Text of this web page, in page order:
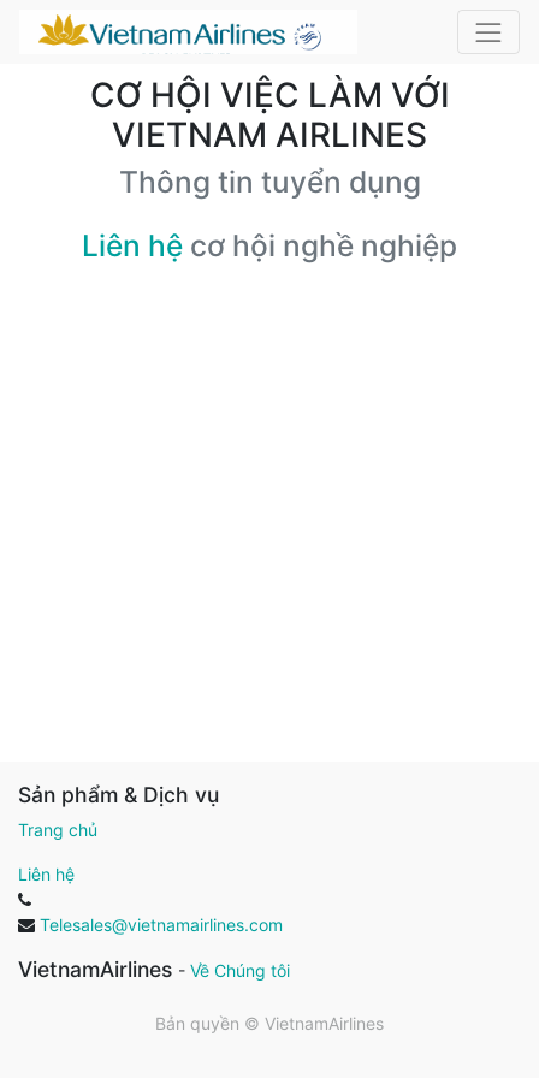
CƠ HỘI VIỆC LÀM VỚI
VIETNAM AIRLINES
Thông tin tuyển dụng
Liên hệ cơ hội nghề nghiệp
Sản phẩm & Dịch vụ
Trang chủ
Liên hệ
Telesales@vietnamairlines.com
VietnamAirlines - Về Chúng tôi
Bản quyền © VietnamAirlines